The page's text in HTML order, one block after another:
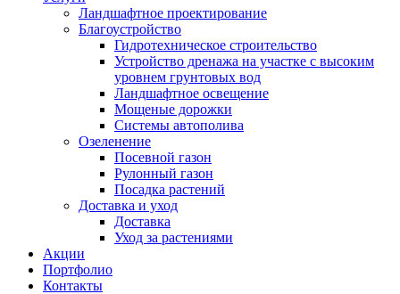
Ландшафтное проектирование
Благоустройство
Гидротехническое строительство
Устройство дренажа на участке с высоким
уровнем грунтовых вод
Ландшафтное освещение
Мощеные дорожки
Системы автополива
Озеленение
Посевной газон
Рулонный газон
Посадка растений
Доставка и уход
Доставка
Уход за растениями
Акции
Портфолио
Контакты